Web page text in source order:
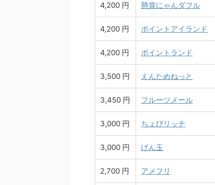
4,200 円 懸賞にゃんダフル
4,200 円 ポイントアイランド
4,200 円 ポイントランド
3,500 円 えんためねっと
3,450 円 フルーツメール
3,000 円 ちょびリッチ
3,000 円 げん玉
2,700 円 アメフリ